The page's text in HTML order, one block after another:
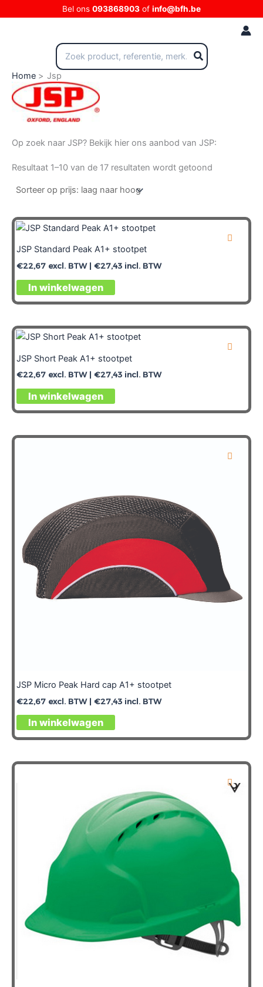
naar
Bel ons 093868903 of info@bfh.be
Zoeken
naar:
Home
Jsp
Op zoek naar JSP? Bekijk hier ons aanbod van JSP:
Resultaat 1–10 van de 17 resultaten wordt getoond
JSP Standard Peak A1+ stootpet
€22,67 excl. BTW | €27,43 incl. BTW
In winkelwagen
JSP Short Peak A1+ stootpet
€22,67 excl. BTW | €27,43 incl. BTW
In winkelwagen
JSP Micro Peak Hard cap A1+ stootpet
€22,67 excl. BTW | €27,43 incl. BTW
In winkelwagen